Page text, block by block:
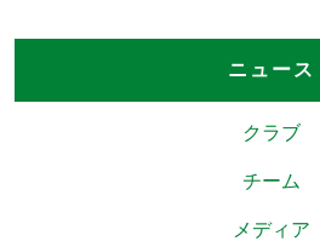
ニュース
クラブ
チーム
メディア